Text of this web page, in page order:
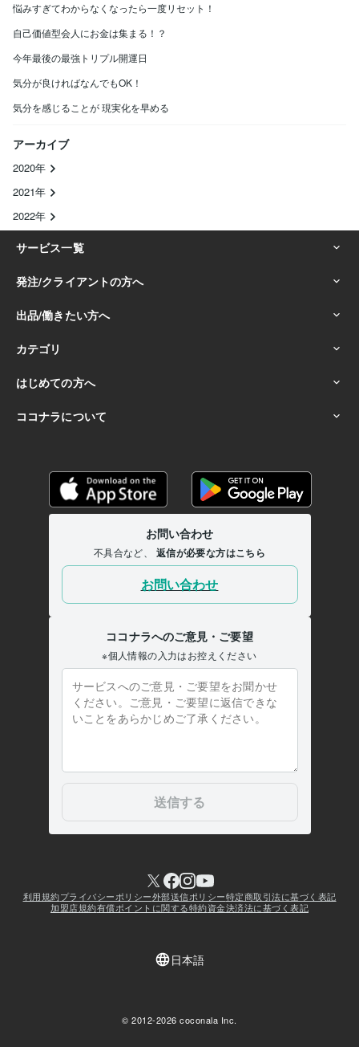
悩みすぎてわからなくなったら一度リセット！
自己価値型会人にお金は集まる！？
今年最後の最強トリプル開運日
気分が良ければなんでもOK！
気分を感じることが 現実化を早める
アーカイブ
2020年
2021年
2022年